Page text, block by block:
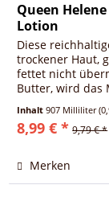
Queen
Lotion
Diese
trockener Haut,
fettet nicht
Butter, wird das
Inhalt907 Milliliter
8,99 € * 9,79 € *
Merken